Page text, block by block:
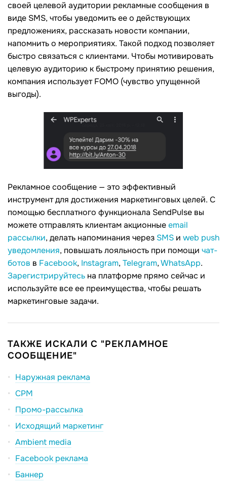
своей целевой аудитории рекламные сообщения в
виде SMS, чтобы уведомить ее о действующих
предложениях, рассказать новости компании,
напомнить о мероприятиях. Такой подход позволяет
быстро связаться с клиентами. Чтобы мотивировать
целевую аудиторию к быстрому принятию решения,
компания использует FOMO (чувство упущенной
выгоды).
Рекламное сообщение — это эффективный
инструмент для достижения маркетинговых целей. С
помощью бесплатного функционала SendPulse вы
можете отправлять клиентам акционныеemail
рассылки, делать напоминания через SMS и web push
уведомления, повышать лояльность при помощи чат-
ботов в Facebook, Instagram, Telegram,WhatsApp.
Зарегистрируйтесь на платформе прямо сейчас и
используйте все ее преимущества, чтобы решать
маркетинговые задачи.
ТАКЖЕ ИСКАЛИ С "РЕКЛАМНОЕ
СООБЩЕНИЕ"
Наружная реклама
CPM
Промо-рассылка
Исходящий маркетинг
Ambient media
Facebook реклама
Баннер